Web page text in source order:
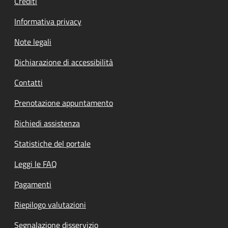
Informativa privacy
Note legali
Dichiarazione di accessibilità
Contatti
Prenotazione appuntamento
Richiedi assistenza
Statistiche del portale
Leggi le FAQ
Pagamenti
Riepilogo valutazioni
Segnalazione disservizio